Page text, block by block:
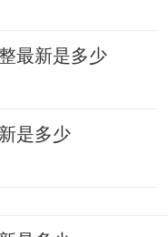
最新是多少
是多少